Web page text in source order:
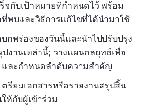
จกับเป้าหมายที่กำหนดไว้ พร้อม
พบและวิธีการแก้ไขที่ได้นำมาใช้
กพร่องของวันนี้และนำไปปรับปรุง
งานเหล่านี้; วางแผนกลยุทธ์เพื่อ
และกำหนดลำดับความสำคัญ
ตรียมเอกสารหรือรายงานสรุปสิ้น
ห้กับผู้เข้าร่วม